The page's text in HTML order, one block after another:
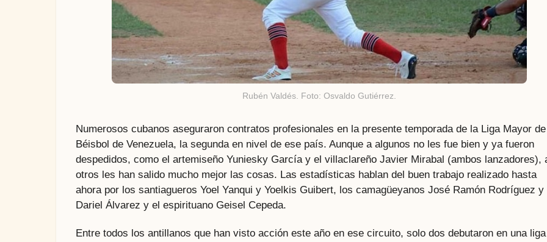
Rubén Valdés. Foto: Osvaldo Gutiérrez.
Numerosos cubanos aseguraron contratos profesionales en la presente temporada de la Liga Mayor de
Béisbol de Venezuela, la segunda en nivel de ese país. Aunque a algunos no les fue bien y ya fueron
despedidos, como el artemiseño Yuniesky García y el villaclareño Javier Mirabal (ambos lanzadores),
otros les han salido mucho mejor las cosas. Las estadísticas hablan del buen trabajo realizado hasta
ahora por los santiagueros Yoel Yanqui y Yoelkis Guibert, los camagüeyanos José Ramón Rodríguez y
Dariel Álvarez y el espirituano Geisel Cepeda.
Entre todos los antillanos que han visto acción este año en ese circuito, solo dos debutaron en una liga